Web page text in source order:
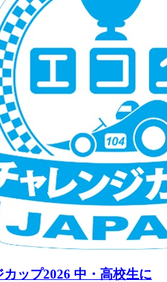
カップ2026 中・高校生に